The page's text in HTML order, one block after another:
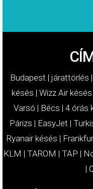
Budapest | járattörlés |
késés | Wizz Air késés
Varsó | Bécs | 4 órás
Párizs | EasyJet |
Ryanair késés |
KLM | TAROM | TAP |
|